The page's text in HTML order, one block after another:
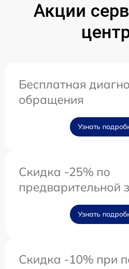
Акции
Бесплатная
обращения
Узнать
Скидка -25% по
предварительной
Узнать
Скидка -10% при